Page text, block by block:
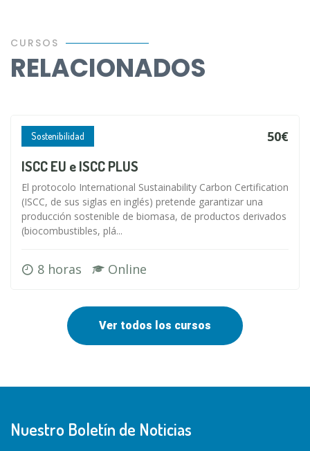
CURSOS
RELACIONADOS
Sostenibilidad 50€
ISCC EU e ISCC PLUS
El protocolo International Sustainability Carbon Certification
(ISCC, de sus siglas en inglés) pretende garantizar una
producción sostenible de biomasa, de productos derivados
(biocombustibles, plá...
8 horas Online
Ver todos los cursos
Nuestro Boletín de Noticias